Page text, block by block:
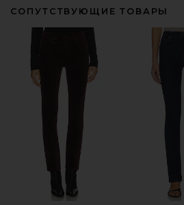
СОПУТСТВУЮЩИЕ ТОВАРЫ